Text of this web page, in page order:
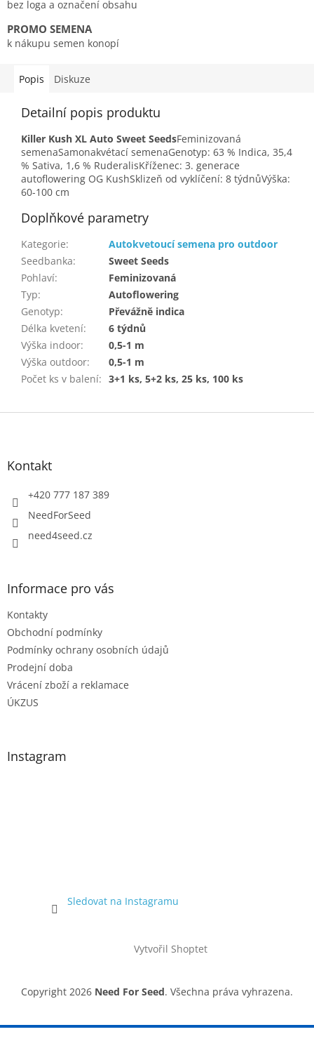
bez loga a označení obsahu
PROMO SEMENA
k nákupu semen konopí
Popis Diskuze
Detailní popis produktu
Killer Kush XL Auto Sweet SeedsFeminizovaná
semenaSamonakvétací semenaGenotyp: 63 % Indica, 35,4
% Sativa, 1,6 % RuderalisKříženec: 3. generace
autoflowering OG KushSklizeň od vyklíčení: 8 týdnůVýška:
60-100 cm
Doplňkové parametry
Kategorie:
Autokvetoucí semena pro outdoor
Seedbanka:
Sweet Seeds
Pohlaví:
Feminizovaná
Typ:
Autoflowering
Genotyp:
Převážně indica
Délka kvetení:
6 týdnů
Výška indoor:
0,5-1 m
Výška outdoor:
0,5-1 m
Počet ks v balení: 3+1 ks, 5+2 ks, 25 ks, 100 ks
Z
Kontakt
+420 777 187 389
NeedForSeed
need4seed.cz
Informace pro vás
Kontakty
Obchodní podmínky
Podmínky ochrany osobních údajů
Prodejní doba
Vrácení zboží a reklamace
ÚKZUS
Instagram
Sledovat na Instagramu
Vytvořil Shoptet
Copyright 2026 Need For Seed. Všechna práva vyhrazena.